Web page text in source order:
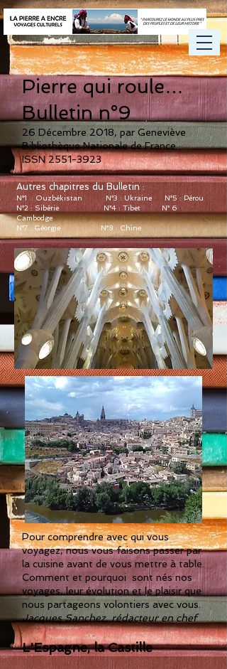
Pierre qui roule…
Bulletin n°9
26 Décembre 2018, par Geneviève
Bibliothèque Nationale de France :
ISSN2551-3923
Autres chapitres du Bulletin :
N°1 : Ouzbékistan N°3 : Ukraine
N°5 : Pérou
N°2 : Sibérie
N°4 : Tibet
N° 6
Cambodge
N°7 : Géorgie
N°8 : Chine
Pour comprendre avec qui vous
voyagez, nous vous faisons passer par
la cuisine avant de vous mettre à table.
Comment et pourquoi sont nés nos
voyages, leur évolution et le plaisir que
nous partageons volontiers avec vous.
Jacques Sanchez, rédacteur en chef
L'Espagne, la Castille